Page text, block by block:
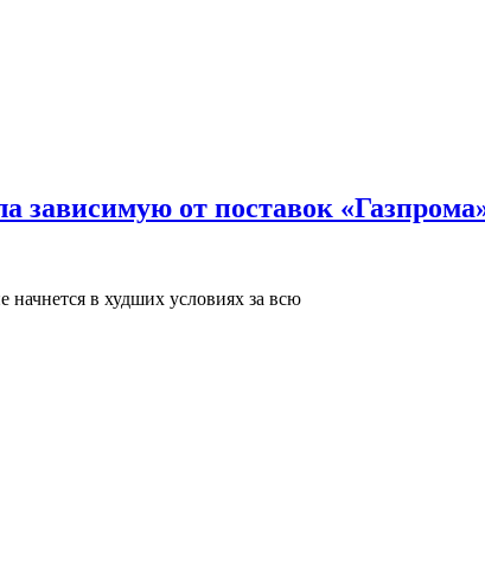
зависимую от поставок
начнется в худших условиях за всю